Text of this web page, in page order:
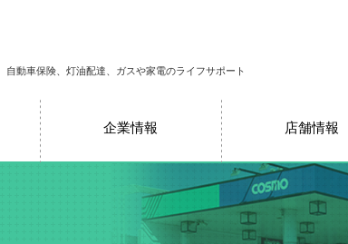
動車保険、灯油配達、ガスや家電のライフサポート
企業情報 店舗情報